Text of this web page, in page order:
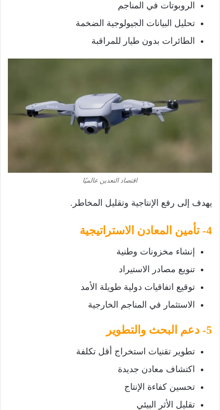
الروبوتات في المناجم
تحليل البيانات الجيولوجية الضخمة
الطائرات بدون طيار للمراقبة
اقتصاد التعدين عالميًا
يهدف إلى رفع الإنتاجية وتقليل المخاطر.
4- تأمين المعادن الاستراتيجية
إنشاء مخزونات وطنية
تنويع مصادر الاستيراد
توقيع اتفاقيات دولية طويلة الأمد
الاستثمار في المناجم الخارجية
5- دعم البحث والتطوير
تطوير تقنيات استخراج أقل تكلفة
اكتشاف معادن جديدة
تحسين كفاءة الإنتاج
تقليل الأثر البيئي